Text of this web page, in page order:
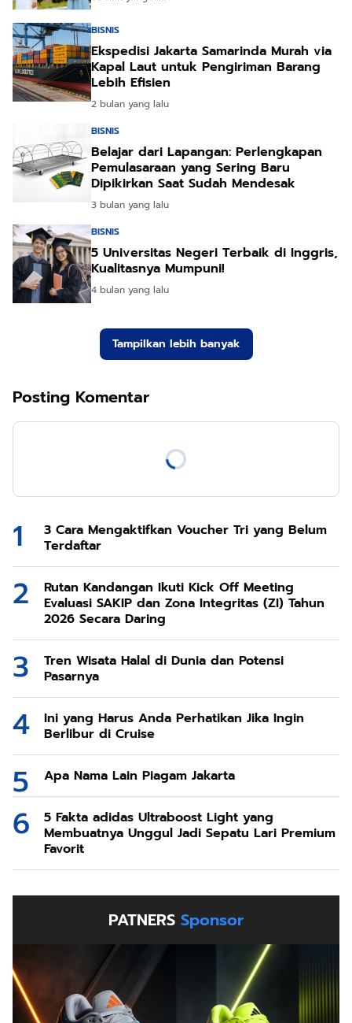
BISNIS
Ekspedisi Jakarta Samarinda Murah via
Kapal Laut untuk Pengiriman Barang
Lebih Efisien
2 bulan yang lalu
BISNIS
Belajar dari Lapangan: Perlengkapan
Pemulasaraan yang Sering Baru
Dipikirkan Saat Sudah Mendesak
3 bulan yang lalu
BISNIS
5 Universitas Negeri Terbaik di Inggris,
Kualitasnya Mumpuni!
4 bulan yang lalu
Tampilkan lebih banyak
Posting Komentar
3 Cara Mengaktifkan Voucher Tri yang Belum
Terdaftar
Rutan Kandangan Ikuti Kick Off Meeting
Evaluasi SAKIP dan Zona Integritas (ZI) Tahun
2026 Secara Daring
Tren Wisata Halal di Dunia dan Potensi
Pasarnya
Ini yang Harus Anda Perhatikan Jika Ingin
Berlibur di Cruise
Apa Nama Lain Piagam Jakarta
5 Fakta adidas Ultraboost Light yang
Membuatnya Unggul Jadi Sepatu Lari Premium
Favorit
PATNERS Sponsor